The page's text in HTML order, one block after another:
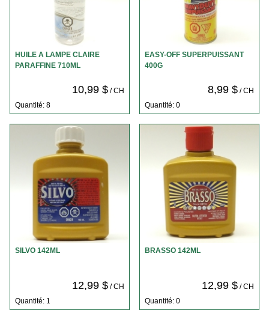
HUILE A LAMPE CLAIRE
PARAFFINE 710ML
10,99 $/ CH
Quantité: 8
EASY-OFF SUPERPUISSANT
400G
8,99 $/ CH
Quantité: 0
SILVO 142ML
12,99 $/ CH
Quantité: 1
BRASSO 142ML
12,99 $/ CH
Quantité: 0